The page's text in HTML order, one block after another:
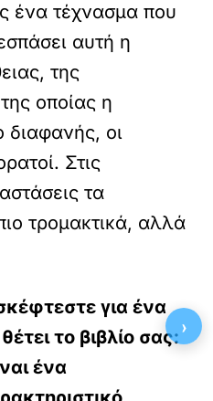
ένα τέχνασμα που
αυτή η
της
οποίας η
διαφανής, οι
Στις
τα
τρομακτικά, αλλά
για ένα
το βιβλίο σας:
ένα
›